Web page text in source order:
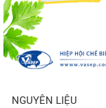
NGUYÊN LIỆU